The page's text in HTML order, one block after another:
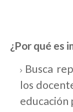
¿Por qué es
Busca
los
educación